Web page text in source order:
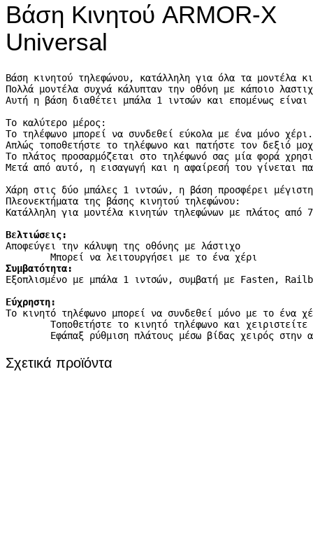
Βάση Κινητού ARMOR-X
Universal
Βάση κινητού τηλεφώνου, κατάλληλη για όλα τα μοντέλα
Πολλά μοντέλα συχνά κάλυπταν την οθόνη με κάποιο
Αυτή η βάση διαθέτει μπάλα 1 ιντσών και επομένως
Το καλύτερο μέρος:
Το τηλέφωνο μπορεί να συνδεθεί εύκολα με ένα μόνο
Απλώς τοποθετήστε το τηλέφωνο και πατήστε τον δεξιό
Το πλάτος προσαρμόζεται στο τηλέφωνό σας μία φορά
Μετά από αυτό, η εισαγωγή και η αφαίρεσή του γίνεται
Χάρη στις δύο μπάλες 1 ιντσών, η βάση προσφέρει
Πλεονεκτήματα της βάσης κινητού τηλεφώνου:
Κατάλληλη για μοντέλα κινητών τηλεφώνων με πλάτος από
Βελτιώσεις:
Αποφεύγει την κάλυψη της οθόνης με λάστιχο
Συμβατότητα:
Εξοπλισμένο με μπάλα 1 ιντσών, συμβατή με Fasten,
Εύχρηστη:
Το κινητό τηλέφωνο μπορεί να συνδεθεί μόνο με το ένα
Τοποθετήστε το κινητό τηλέφωνο και
Εφάπαξ ρύθμιση πλάτους μέσω βίδας χειρός στην
Σχετικά προϊόντα